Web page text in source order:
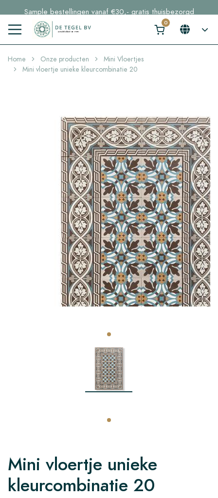
Sample bestellingen vanaf €30,- gratis thuisbezorgd
Voorraaditems binnen 2 werkdagen geleverd in NL en BE
Home Onze producten
Mini Vloertjes
Mini vloertje unieke kleurcombinatie 20
Mini vloertje unieke
kleurcombinatie 20